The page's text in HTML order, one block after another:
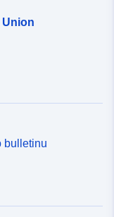
Union
bulletinu